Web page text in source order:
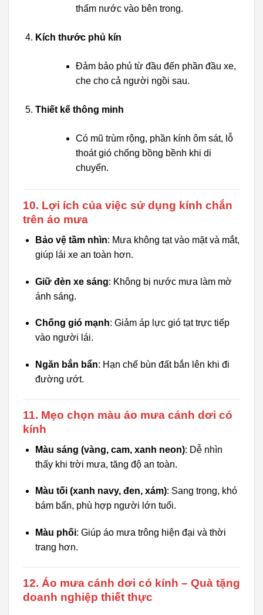
thấm nước vào bên trong.
Kích thước phủ kín
Đảm bảo phủ từ đầu đến phần đầu xe,
che cho cả người ngồi sau.
Thiết kế thông minh
Có mũ trùm rộng, phần kính ôm sát, lỗ
thoát gió chống bồng bềnh khi di
chuyển.
10. Lợi ích của việc sử dụng kính chắn
trên áo mưa
Bảo vệ tầm nhìn: Mưa không tạt vào mặt và mắt,
giúp lái xe an toàn hơn.
Giữ đèn xe sáng: Không bị nước mưa làm mờ
ánh sáng.
Chống gió mạnh: Giảm áp lực gió tạt trực tiếp
vào người lái.
Ngăn bắn bẩn: Hạn chế bùn đất bắn lên khi đi
đường ướt.
11. Mẹo chọn màu áo mưa cánh dơi có
kính
Màu sáng (vàng, cam, xanh neon): Dễ nhìn
thấy khi trời mưa, tăng độ an toàn.
Màu tối (xanh navy, đen, xám): Sang trọng, khó
bám bẩn, phù hợp người lớn tuổi.
Màu phối: Giúp áo mưa trông hiện đại và thời
trang hơn.
12. Áo mưa cánh dơi có kính – Quà tặng
doanh nghiệp thiết thực